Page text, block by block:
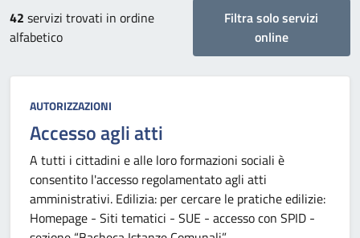
42 servizi trovati in ordine
alfabetico
Filtra solo servizi
online
Categoria:
AUTORIZZAZIONI
Accesso agli atti
A tutti i cittadini e alle loro formazioni sociali è
consentito l'accesso regolamentato agli atti
amministrativi. Edilizia: per cercare le pratiche edilizie:
Homepage - Siti tematici - SUE - accesso con SPID -